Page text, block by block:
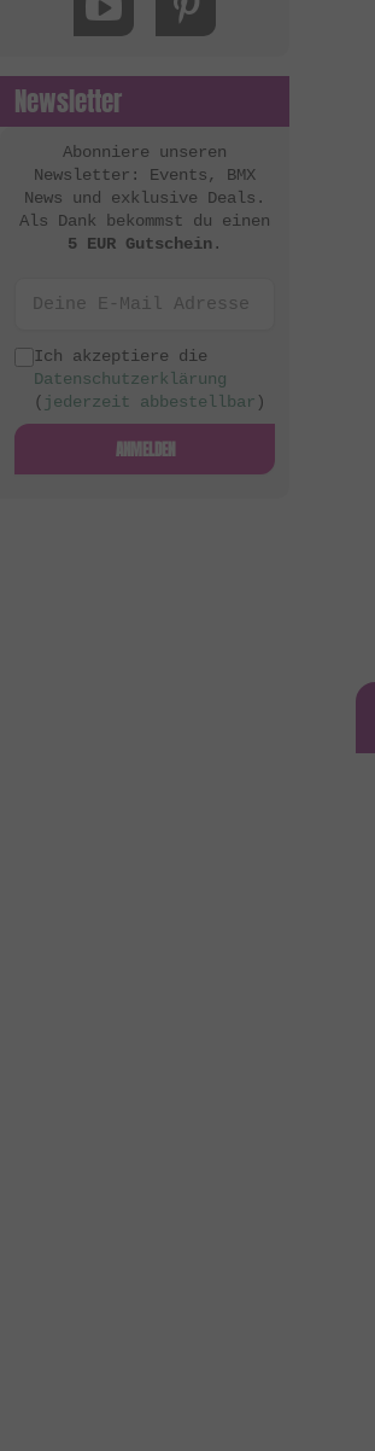
Newsletter
Abonniere unseren
Newsletter: Events, BMX
News und exklusive Deals.
Als Dank bekommst du einen
5 EUR Gutschein.
Ich akzeptiere die
Datenschutzerklärung
( jederzeit abbestellbar )
ANMELDEN